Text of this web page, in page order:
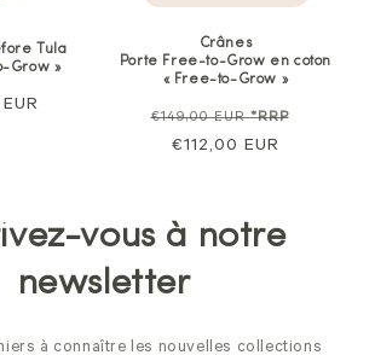
Tula
Grow »
Crânes
Porte Free-to-Grow en coton
« Free-to-Grow »
Prix
normal
€149,00 EUR*RRP
€112,00 EUR
vous à notre
newsletter
à connaître les nouvelles collections